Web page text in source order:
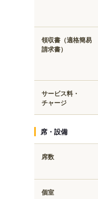
領収書（適格簡易
請求書）
サービス料・
チャージ
席・設備
席数
個室